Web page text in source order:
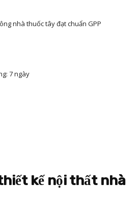
nhà thuốc tây đạt chuẩn GPP
7 ngày
kế nội thất nhà